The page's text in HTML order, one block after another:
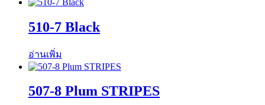
510-7 Black
อ่านเพิ่ม
507-8 Plum STRIPES